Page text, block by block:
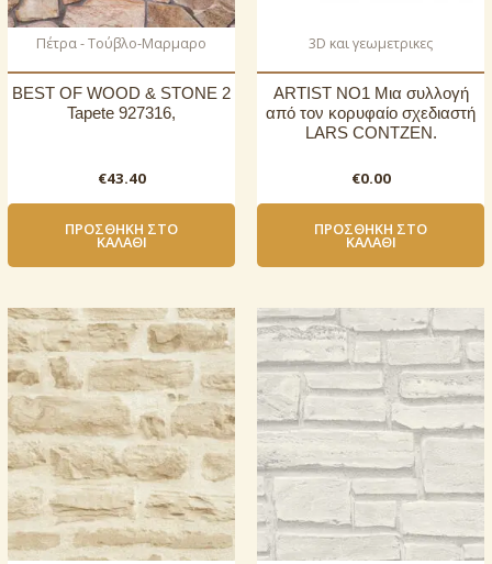
Πέτρα - Τούβλο-Μαρμαρο
BEST OF WOOD & STONE 2
Tapete 927316,
€43.40
ΠΡΟΣΘΉΚΗ ΣΤΟ
ΚΑΛΆΘΙ
3D και γεωμετρικες
ARTIST NO1 Μια συλλογή
από τον κορυφαίο σχεδιαστή
LARS CONTZEN.
€0.00
ΠΡΟΣΘΉΚΗ ΣΤΟ
ΚΑΛΆΘΙ